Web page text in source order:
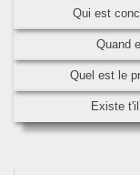
Qui est
Quand
Quel est le
Existe